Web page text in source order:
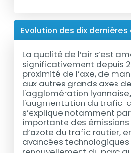
Evolution des dix dernières
La qualité de l’air s’est
significativement depuis
proximité de l’axe, de
aux autres grands axes de
l'agglomération lyonnaise,
l'augmentation du trafic
s’explique notamment
importante des émissions
d’azote du trafic routier,
avancées technologiques